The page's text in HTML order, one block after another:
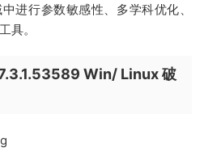
进行参数敏感性、多学科优化、
具。
Win/ Linux 破